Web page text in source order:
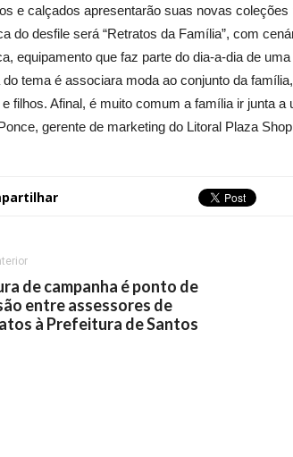
e calçados apresentarão suas novas coleções
do desfile será “Retratos da Família”, com
equipamento que faz parte do dia-a-dia de
do tema é associara moda ao conjunto da
e filhos. Afinal, é muito comum a família ir junta
gerente de marketing do Litoral Plaza
de campanha é ponto de
entre assessores de
à Prefeitura de Santos